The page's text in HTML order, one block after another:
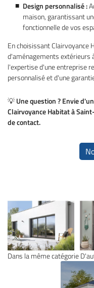
Design personnalisé :
maison, garantissant
fonctionnelle de vos
En choisissant Clairvoyance
d'aménagements extérieurs
l'expertise d'une entreprise
personnalisé et d'une
💡Une question ? Envie
Clairvoyance Habitat à
de contact.
Dans la même catégorie